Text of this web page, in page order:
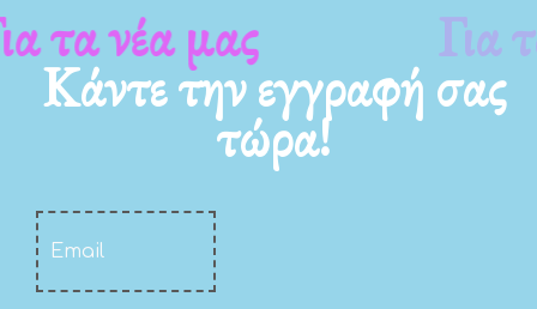
Για τα νέα μας
Κάντε την εγγραφή σας
τώρα!